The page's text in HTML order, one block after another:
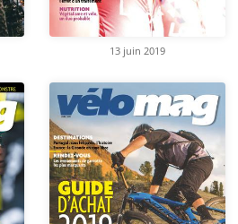
13 juin 2019